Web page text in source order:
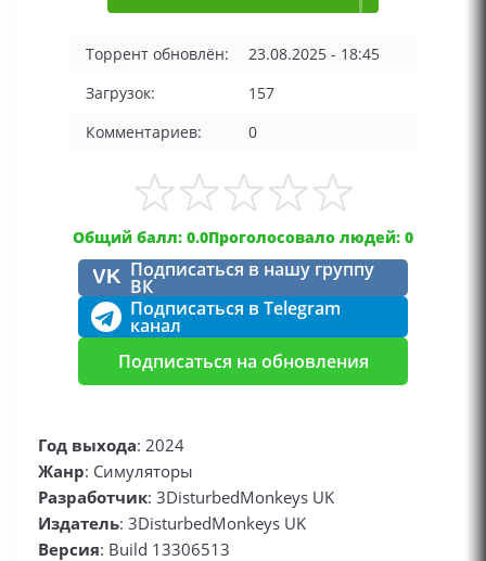
Торрент обновлён:
23.08.2025 - 18:45
Загрузок:
157
Комментариев:
0
Общий балл: 0.0Проголосовало людей: 0
VK Подписаться в нашу группу
ВК
Подписаться в Telegram
канал
Подписаться на обновления
Год выхода: 2024
Жанр: Симуляторы
Разработчик: 3DisturbedMonkeys UK
Издатель: 3DisturbedMonkeys UK
Версия: Build 13306513